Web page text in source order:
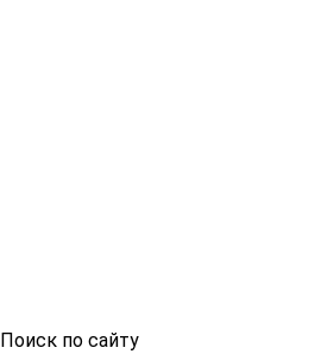
Поиск по сайту